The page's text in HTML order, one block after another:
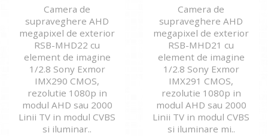
Camera de
supraveghere AHD
megapixel de exterior
RSB-MHD22 cu
element de imagine
1/2.8 Sony Exmor
IMX290 CMOS,
rezolutie 1080p in
modul AHD sau 2000
Linii TV in modul CVBS
si iluminar..
Camera de
supraveghere AHD
megapixel de exterior
RSB-MHD21 cu
element de imagine
1/2.8 Sony Exmor
IMX291 CMOS,
rezolutie 1080p in
modul AHD sau 2000
Linii TV in modul CVBS
si iluminare mi..